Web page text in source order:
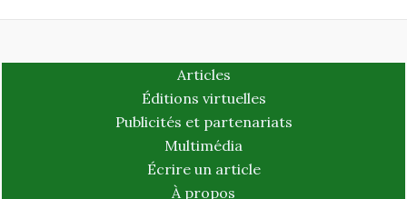
Articles
Éditions virtuelles
Publicités et partenariats
Multimédia
Écrire un article
À propos